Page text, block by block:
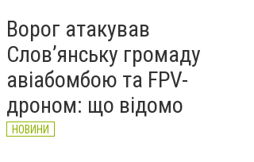
Ворог атакував
Слов’янську громаду
авіабомбою та FPV-
дроном: що відомо
НОВИНИ